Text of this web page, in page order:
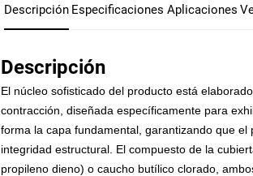
Descripción Especificaciones Aplicaciones
Descripción
El núcleo sofisticado del producto está
contracción, diseñada específicamente para
forma la capa fundamental, garantizando que
integridad estructural. El compuesto de la
propileno dieno) o caucho butílico clorado,